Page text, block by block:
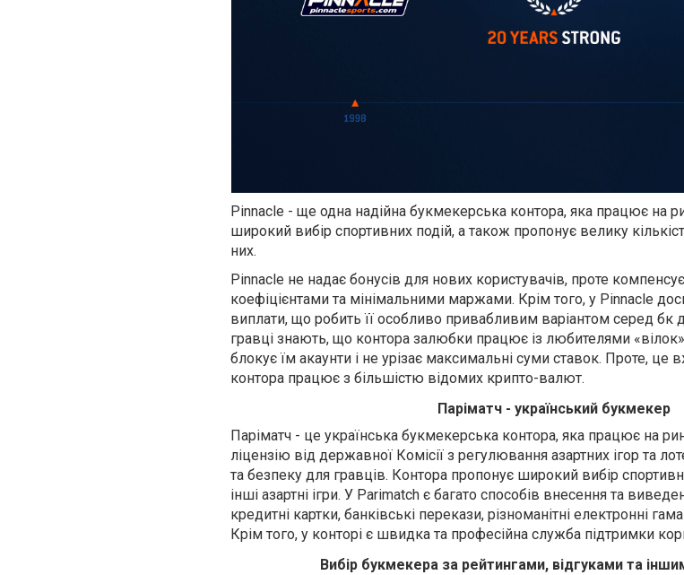
Pinnacle - ще одна надійна букмекерська контора, яка працює на
широкий вибір спортивних подій, а також пропонує велику
них.
Pinnacle не надає бонусів для нових користувачів, проте
коефіцієнтами та мінімальними маржами. Крім того, у Pinnacle
виплати, що робить її особливо привабливим варіантом серед бк
гравці знають, що контора залюбки працює із любителями «вілок»
блокує їм акаунти і не урізає максимальні суми ставок. Проте, це
контора працює з більшістю відомих крипто-валют.
Паріматч - український букмекер
Паріматч - це українська букмекерська контора, яка працює на
ліцензію від державної Комісії з регулювання азартних ігор та
та безпеку для гравців. Контора пропонує широкий вибір
інші азартні ігри. У Parimatch є багато способів внесення та
кредитні картки, банківські перекази, різноманітні електронні
Крім того, у конторі є швидка та професійна служба підтримки
Вибір букмекера за рейтингами, відгуками та